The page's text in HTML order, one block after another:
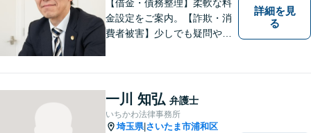
【借金・債務整理】柔軟な料
金設定をご案内。【詐欺・消
費者被害】少しでも疑問や不
【刑事事件】スピーディーな
接見を重視！少年事件は子ど
もたちの将来を見据えてサポ
詳細を見
る
一川 知弘 弁護士
いちかわ法律事務所
埼玉県| さいたま市浦和区